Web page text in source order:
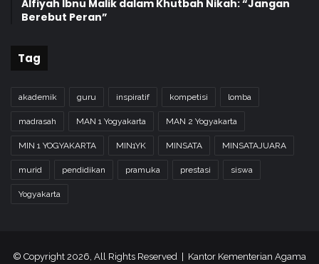
Alfiyah Ibnu Malik dalam Khutbah Nikah: “Jangan
Berebut Peran”
Tag
akademik guru inspiratif kompetisi lomba
madrasah MAN 1 Yogyakarta MAN 2 Yogyakarta
MIN 1 YOGYAKARTA MIN1YK MINSATA MINSATAJUARA
murid pendidikan pramuka prestasi siswa
Yogyakarta
© Copyright 2026, All Rights Reserved | Kantor Kementerian Agama